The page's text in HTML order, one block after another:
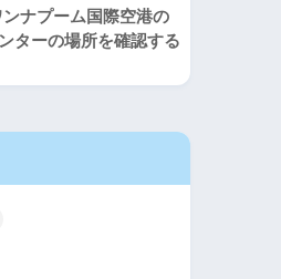
ナプーム国際空港の
ターの場所を確認する